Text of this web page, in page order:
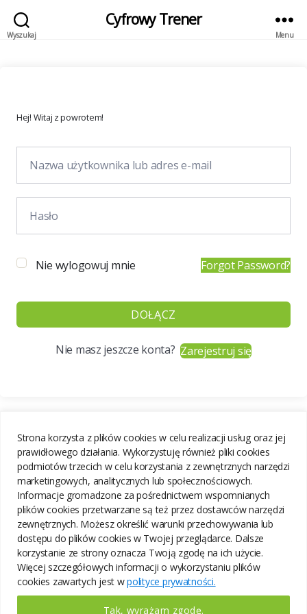
Strona korzysta z plików cookies w celu realizacji usług oraz jej
prawidłowego działania. Wykorzystuję również pliki cookies
podmiotów trzecich w celu korzystania z zewnętrznych narzędzi
marketingowych, analitycznych lub społecznościowych.
Informacje gromadzone za pośrednictwem wspomnianych
plików cookies przetwarzane są też przez dostawców narzędzi
zewnętrznych. Możesz określić warunki przechowywania lub
dostępu do plików cookies w Twojej przeglądarce. Dalsze
korzystanie ze strony oznacza Twoją zgodę na ich użycie.
Więcej szczegółowych informacji o wykorzystaniu plików
cookies zawartych jest wpolityce prywatności.
Tak, wyrażam zgodę.
Wyszukaj
Cyfrowy Trener
Menu
Hej! Witaj z powrotem!
Nie wylogowuj mnie Forgot Password?
DOŁĄCZ
Nie masz jeszcze konta?Zarejestruj się